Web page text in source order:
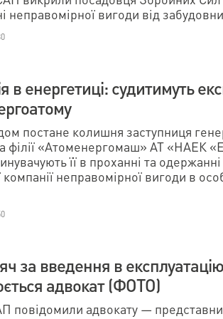
неправомірної вигоди від
в енергетиці: судитимуть
постане колишня заступниця
філії «Атоменергомаш» АТ «НАЕК
її в проханні та
компанії неправомірної вигоди в
за введення в
адвокат (ФОТО)
повідомили адвокату —